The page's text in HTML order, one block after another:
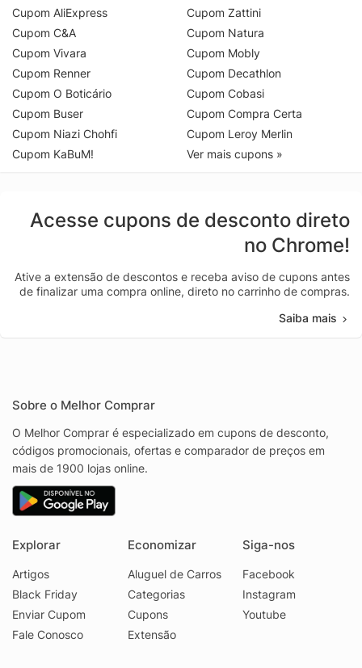
Cupom AliExpress
Cupom C&A
Cupom Vivara
Cupom Renner
Cupom O Boticário
Cupom Buser
Cupom Niazi Chohfi
Cupom KaBuM!
Cupom Zattini
Cupom Natura
Cupom Mobly
Cupom Decathlon
Cupom Cobasi
Cupom Compra Certa
Cupom Leroy Merlin
Ver mais cupons »
Acesse cupons de desconto direto
no Chrome!
Ative a extensão de descontos e receba aviso de cupons antes
de finalizar uma compra online, direto no carrinho de compras.
Saiba mais
Sobre o Melhor Comprar
O Melhor Comprar é especializado em cupons de desconto,
códigos promocionais, ofertas e comparador de preços em
mais de 1900 lojas online.
Explorar
Artigos
Black Friday
Enviar Cupom
Fale Conosco
Economizar
Aluguel de Carros
Categorias
Cupons
Extensão
Siga-nos
Facebook
Instagram
Youtube